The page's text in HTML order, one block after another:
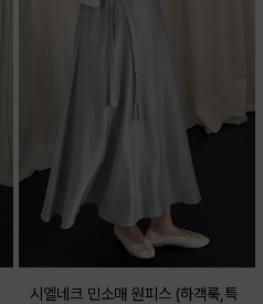
시엘네크 민소매 원피스 (하객룩,특